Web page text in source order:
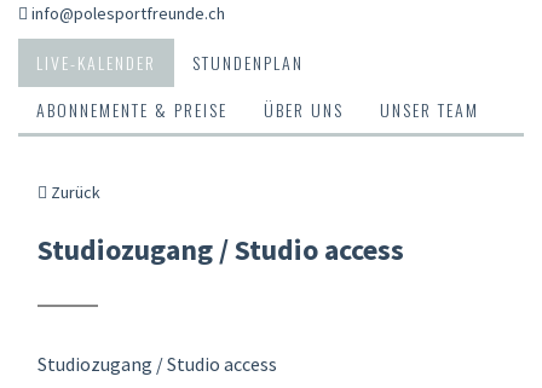
info@polesportfreunde.ch
LIVE-KALENDER
STUNDENPLAN
ABONNEMENTE & PREISE
ÜBER UNS UNSER TEAM
Zurück
Studiozugang / Studio access
Studiozugang / Studio access